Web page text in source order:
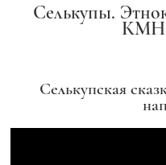
Селькупы.
Селькупская